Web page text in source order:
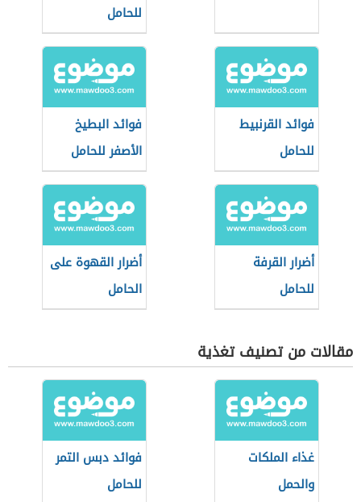
للحامل
فوائد القرنبيط
للحامل
فوائد البطيخ
الأصفر للحامل
أضرار القرفة
للحامل
أضرار القهوة على
الحامل
مقالات من تصنيف تغذية
غذاء الملكات
والحمل
فوائد دبس التمر
للحامل